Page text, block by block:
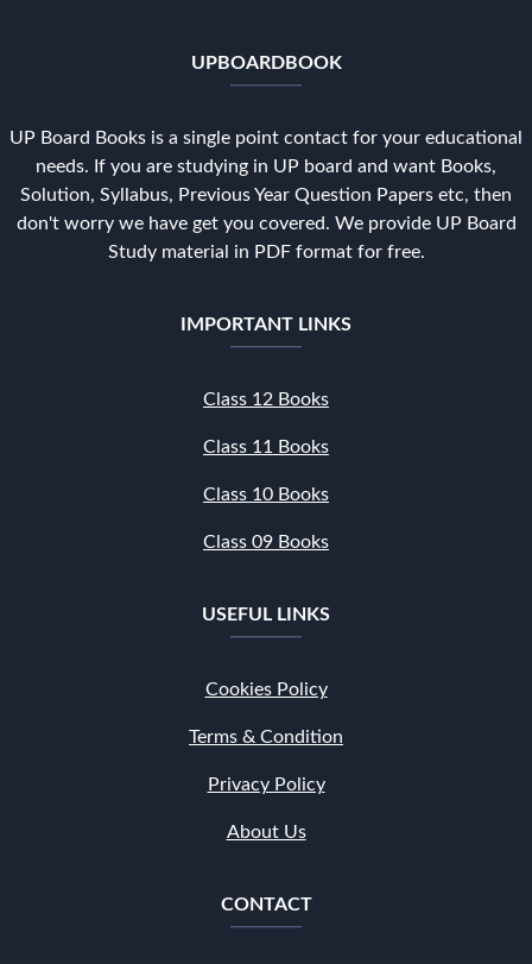
UPBOARDBOOK
UP Board Books is a single point contact for your educational
needs. If you are studying in UP board and want Books,
Solution, Syllabus, Previous Year Question Papers etc, then
don't worry we have get you covered. We provide UP Board
Study material in PDF format for free.
IMPORTANT LINKS
Class 12 Books
Class 11 Books
Class 10 Books
Class 09 Books
USEFUL LINKS
Cookies Policy
Terms & Condition
Privacy Policy
About Us
CONTACT